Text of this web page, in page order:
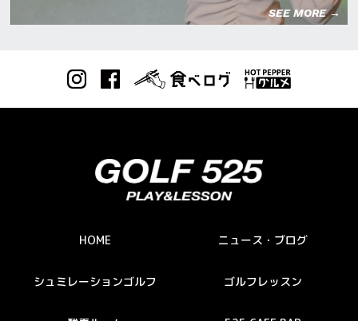
SEE MORE →
HOME ニュース・ブログ
シュミレーションゴルフ ゴルフレッスン